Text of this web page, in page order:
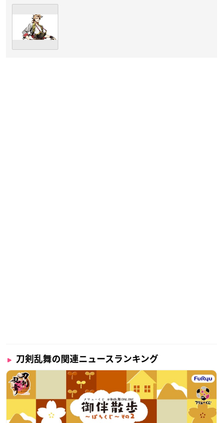
刀剣乱舞の関連ニュースランキング